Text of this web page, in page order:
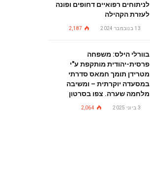
לניתוחים רפואיים דחופים ופונה
לעזרת הקהילה
13 בנובמבר 2024 2,187
בוורלי הילס: משפחה
פרסית-יהודית מותקפת ע"י
מטרידן תומך חמאס סדרתי
במסעדה יוקרתית – ומשיבה
מלחמה שערה. צפו בסרטון
3 ביוני 2025 2,064